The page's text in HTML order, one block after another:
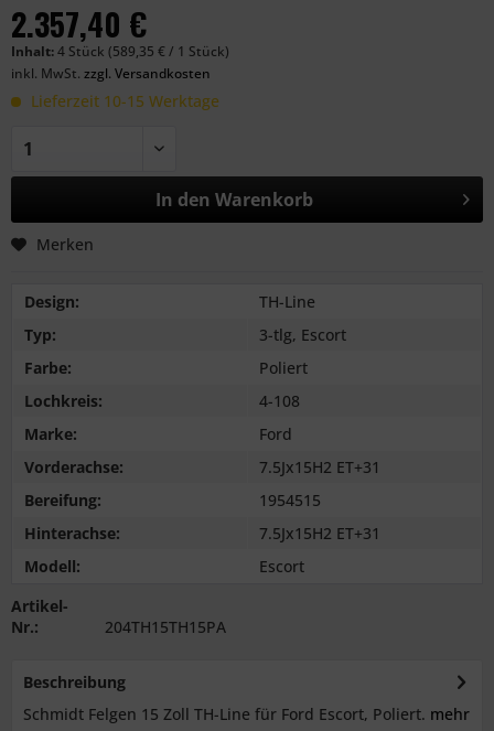
2.357,40 €
Inhalt:4 Stück (589,35 € / 1 Stück)
inkl. MwSt. zzgl. Versandkosten
Lieferzeit 10-15 Werktage
In den Warenkorb
Merken
Design:
TH-Line
Typ:
3-tlg, Escort
Farbe:
Poliert
Lochkreis:
4-108
Marke:
Ford
Vorderachse:
7.5Jx15H2 ET+31
Bereifung:
1954515
Hinterachse:
7.5Jx15H2 ET+31
Modell:
Escort
Artikel-
Nr.:
204TH15TH15PA
Beschreibung
Schmidt Felgen 15 Zoll TH-Line für Ford Escort, Poliert. mehr